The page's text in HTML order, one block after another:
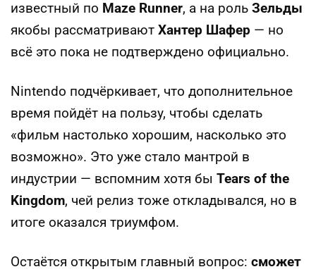
известный по Maze Runner, а на роль Зельды
якобы рассматривают Хантер Шафер — но
всё это пока не подтверждено официально.
Nintendo подчёркивает, что дополнительное
время пойдёт на пользу, чтобы сделать
«фильм настолько хорошим, насколько это
возможно». Это уже стало мантрой в
индустрии — вспомним хотя бы Tears of the
Kingdom, чей релиз тоже откладывался, но в
итоге оказался триумфом.
Остаётся открытым главный вопрос: сможет